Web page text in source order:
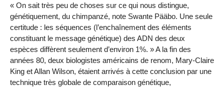
« On sait très peu de choses sur ce qui nous distingue,
génétiquement, du chimpanzé, note Swante Pääbo. Une seule
certitude : les séquences (l’enchaînement des éléments
constituant le message génétique) des ADN des deux
espèces diffèrent seulement d’environ 1%. » A la fin des
années 80, deux biologistes américains de renom, Mary-Claire
King et Allan Wilson, étaient arrivés à cette conclusion par une
technique très globale de comparaison génétique,